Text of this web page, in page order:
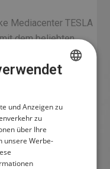
Mediacenter TESLA
dem beliebten,
Android
der Unterhaltung
Die Google-
einen
und App-Updates.
Zugang zu
POLISH
ENGLISH
und Anzeigen zu
zu
über Ihre
unsere Werbe-